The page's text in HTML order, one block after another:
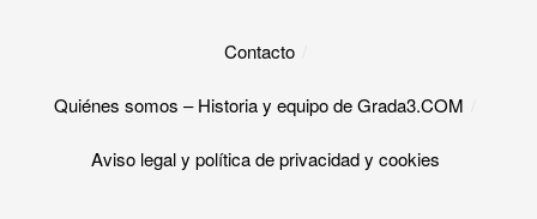
Contacto
Quiénes somos – Historia y equipo de Grada3.COM
Aviso legal y política de privacidad y cookies​